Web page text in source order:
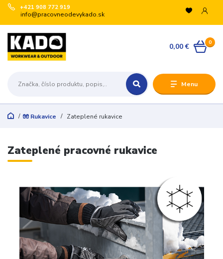
Menu
+421 908 772 919
info@pracovneodevykado.sk
0
0,00 €
🧤 Rukavice Zateplené rukavice
Zateplené pracovné rukavice